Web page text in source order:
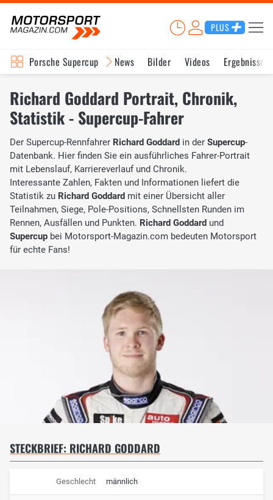
PLUS
Porsche Supercup News Bilder Videos Ergebnisse
Richard Goddard Portrait, Chronik,
Statistik - Supercup-Fahrer
Der Supercup-Rennfahrer Richard Goddard in der Supercup-
Datenbank. Hier finden Sie ein ausführliches Fahrer-Portrait
mit Lebenslauf, Karriereverlauf und Chronik.
Interessante Zahlen, Fakten und Informationen liefert die
Statistik zu Richard Goddard mit einer Übersicht aller
Teilnahmen, Siege, Pole-Positions, Schnellsten Runden im
Rennen, Ausfällen und Punkten. Richard Goddard und
Supercup bei Motorsport-Magazin.com bedeuten Motorsport
für echte Fans!
STECKBRIEF: RICHARD GODDARD
Geschlecht männlich